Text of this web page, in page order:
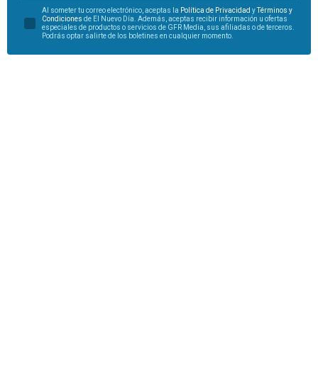
Al someter tu correo electrónico, aceptas la Política de Privacidad y
Términos y
Condiciones de El Nuevo Día. Además, aceptas recibir información u ofertas
especiales de productos o servicios de GFR Media, sus afiliadas o de terceros.
Podrás optar salirte de los boletines en cualquier momento.